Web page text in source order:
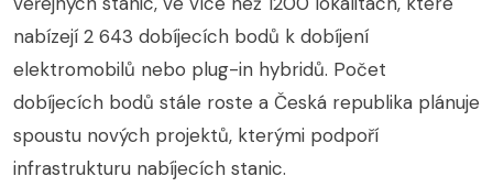
nabízejí 2 643 dobíjecích bodů k dobíjení
elektromobilů nebo plug-in hybridů. Počet
dobíjecích bodů stále roste a Česká republika plánuje
spoustu nových projektů, kterými podpoří
infrastrukturu nabíjecích stanic.